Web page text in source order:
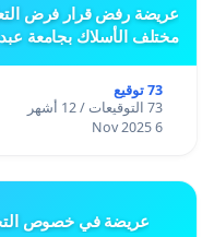
عريضة رفض قرار فرض
مختلف الأسلاك بجامعة
73 توقيع
73 التوقيعات / 12 أشهر
6 Nov 2025
عريضة في خصوص